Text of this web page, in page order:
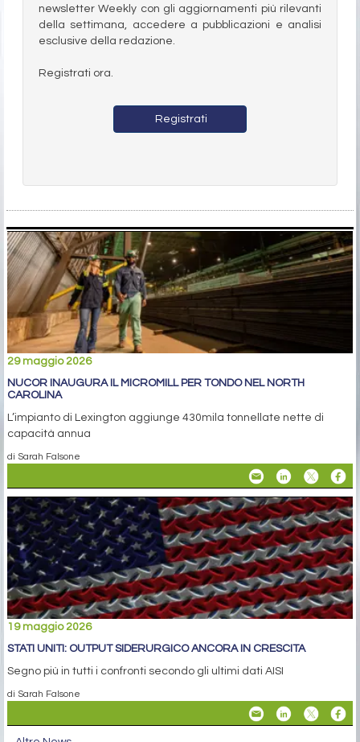
newsletter Weekly con gli aggiornamenti più rilevanti
della settimana, accedere a pubblicazioni e analisi
esclusive della redazione.
Registrati ora.
Registrati
29 maggio 2026
NUCOR INAUGURA IL MICROMILL PER TONDO NEL NORTH
CAROLINA
L’impianto di Lexington aggiunge 430mila tonnellate nette di
capacità annua
di Sarah Falsone
19 maggio 2026
STATI UNITI: OUTPUT SIDERURGICO ANCORA IN CRESCITA
Segno più in tutti i confronti secondo gli ultimi dati AISI
di Sarah Falsone